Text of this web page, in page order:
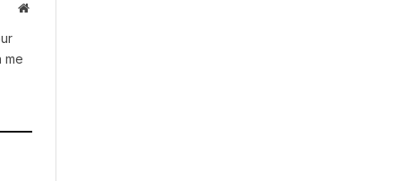
Website
me